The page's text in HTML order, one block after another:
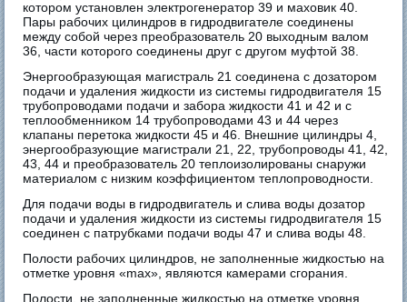
котором установлен электрогенератор 39 и маховик 40.
Пары рабочих цилиндров в гидродвигателе соединены
между собой через преобразователь 20 выходным валом
36, части которого соединены друг с другом муфтой 38.
Энергообразующая магистраль 21 соединена с дозатором
подачи и удаления жидкости из системы гидродвигателя 15
трубопроводами подачи и забора жидкости 41 и 42 и с
теплообменником 14 трубопроводами 43 и 44 через
клапаны перетока жидкости 45 и 46. Внешние цилиндры 4,
энергообразующие магистрали 21, 22, трубопроводы 41, 42,
43, 44 и преобразователь 20 теплоизолированы снаружи
материалом с низким коэффициентом теплопроводности.
Для подачи воды в гидродвигатель и слива воды дозатор
подачи и удаления жидкости из системы гидродвигателя 15
соединен с патрубками подачи воды 47 и слива воды 48.
Полости рабочих цилиндров, не заполненные жидкостью на
отметке уровня «max», являются камерами сгорания.
Полости, не заполненные жидкостью на отметке уровня